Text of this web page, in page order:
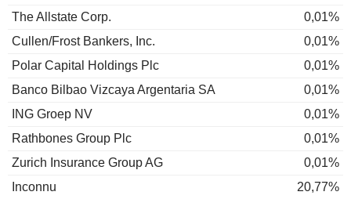
The Allstate Corp.
0,01%
Cullen/Frost Bankers, Inc.
0,01%
Polar Capital Holdings Plc
0,01%
Banco Bilbao Vizcaya Argentaria SA
0,01%
ING Groep NV
0,01%
Rathbones Group Plc
0,01%
Zurich Insurance Group AG
0,01%
Inconnu
20,77%